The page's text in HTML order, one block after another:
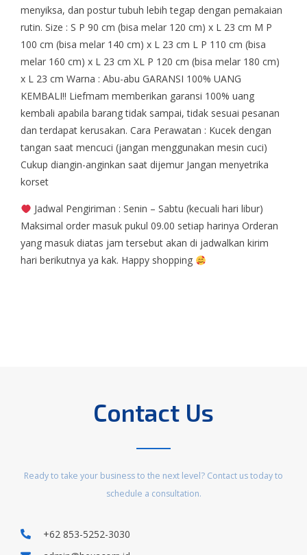
menyiksa, dan postur tubuh lebih tegap dengan pemakaian
rutin. Size : S P 90 cm (bisa melar 120 cm) x L 23 cm M P
100 cm (bisa melar 140 cm) x L 23 cm L P 110 cm (bisa
melar 160 cm) x L 23 cm XL P 120 cm (bisa melar 180 cm)
x L 23 cm Warna : Abu-abu GARANSI 100% UANG
KEMBALI!! Liefmam memberikan garansi 100% uang
kembali apabila barang tidak sampai, tidak sesuai pesanan
dan terdapat kerusakan. Cara Perawatan : Kucek dengan
tangan saat mencuci (jangan menggunakan mesin cuci)
Cukup diangin-anginkan saat dijemur Jangan menyetrika
korset
Jadwal Pengiriman : Senin – Sabtu (kecuali hari libur)
Maksimal order masuk pukul 09.00 setiap harinya Orderan
yang masuk diatas jam tersebut akan di jadwalkan kirim
hari berikutnya ya kak. Happy shopping
Contact Us
Ready to take your business to the next level? Contact us today to
schedule a consultation.
+62 853-5252-3030